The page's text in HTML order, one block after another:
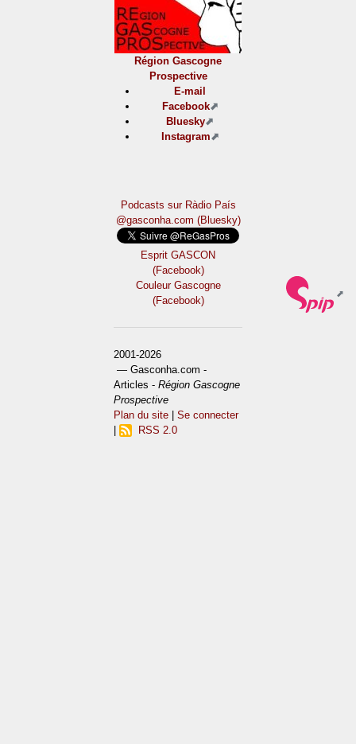
Région Gascogne
Prospective
E-mail
Facebook
Bluesky
Instagram
Podcasts sur Ràdio País
@gasconha.com (Bluesky)
Esprit GASCON
(Facebook)
Couleur Gascogne
(Facebook)
2001-2026
— Gasconha.com -
Articles -Région Gascogne
Prospective
Plan du site |Se connecter
RSS 2.0